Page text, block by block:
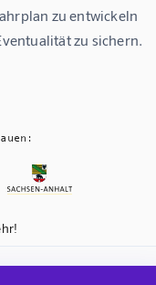
zu entwickeln
zu sichern.